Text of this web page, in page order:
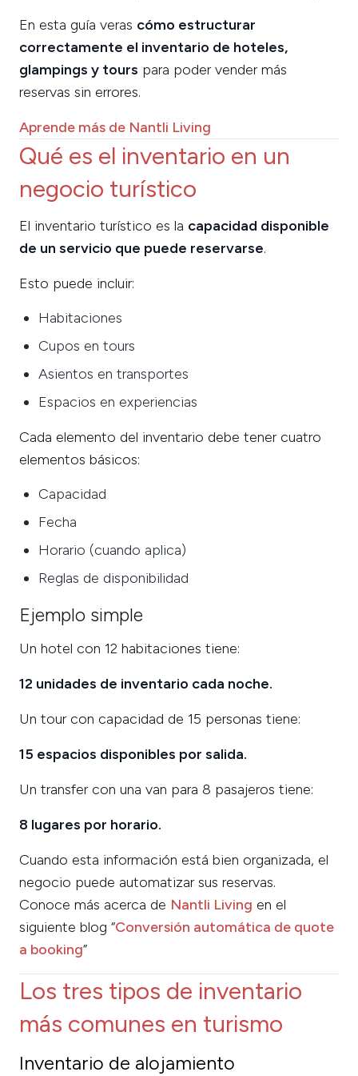
En esta guía veras cómo estructurar
correctamente el inventario de hoteles,
glampings y tours para poder vender más
reservas sin errores.
Aprende más de Nantli Living
Qué es el inventario en un
negocio turístico
El inventario turístico es la capacidad disponible
de un servicio que puede reservarse.
Esto puede incluir:
Habitaciones
Cupos en tours
Asientos en transportes
Espacios en experiencias
Cada elemento del inventario debe tener cuatro
elementos básicos:
Capacidad
Fecha
Horario (cuando aplica)
Reglas de disponibilidad
Ejemplo simple
Un hotel con 12 habitaciones tiene:
12 unidades de inventario cada noche.
Un tour con capacidad de 15 personas tiene:
15 espacios disponibles por salida.
Un transfer con una van para 8 pasajeros tiene:
8 lugares por horario.
Cuando esta información está bien organizada, el
negocio puede automatizar sus reservas.
Conoce más acerca de Nantli Living en el
siguiente blog “Conversión automática de quote
a booking”
Los tres tipos de inventario
más comunes en turismo
Inventario de alojamiento